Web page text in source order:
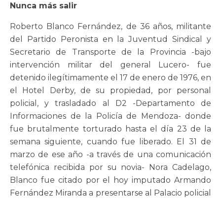
Nunca más salir
Roberto Blanco Fernández, de 36 años, militante
del Partido Peronista en la Juventud Sindical y
Secretario de Transporte de la Provincia -bajo
intervención militar del general Lucero- fue
detenido ilegítimamente el 17 de enero de 1976, en
el Hotel Derby, de su propiedad, por personal
policial, y trasladado al D2 -Departamento de
Informaciones de la Policía de Mendoza- donde
fue brutalmente torturado hasta el día 23 de la
semana siguiente, cuando fue liberado. El 31 de
marzo de ese año -a través de una comunicación
telefónica recibida por su novia- Nora Cadelago,
Blanco fue citado por el hoy imputado Armando
Fernández Miranda a presentarse al Palacio policial